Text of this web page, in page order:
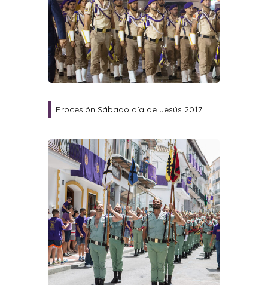
Procesión Sábado día de Jesús 2017